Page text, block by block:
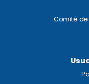
Comité de